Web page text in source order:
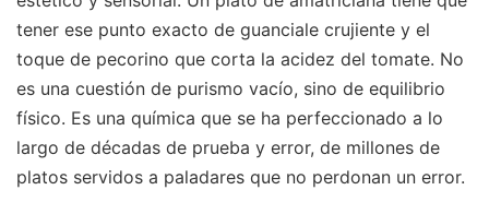
tener ese punto exacto de guanciale crujiente y el
toque de pecorino que corta la acidez del tomate. No
es una cuestión de purismo vacío, sino de equilibrio
físico. Es una química que se ha perfeccionado a lo
largo de décadas de prueba y error, de millones de
platos servidos a paladares que no perdonan un error.